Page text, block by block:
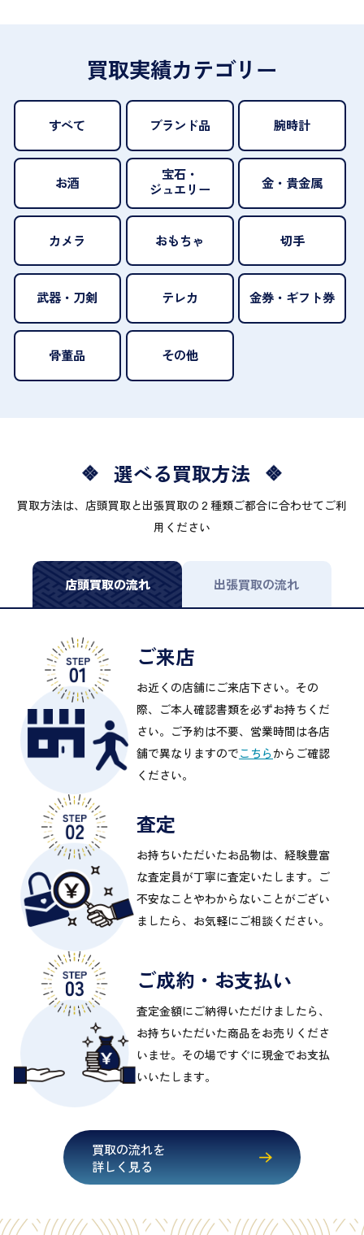
買取実績カテゴリー
すべて ブランド品 腕時計
お酒
宝石・
ジュエリー
金・貴金属
カメラ おもちゃ 切手
武器・刀剣 テレカ 金券・ギフト券
骨董品 その他
選べる買取方法
買取方法は、店頭買取と出張買取の２種類ご都合に合わせてご利
用ください
店頭買取の流れ 出張買取の流れ
ご来店
お近くの店舗にご来店下さい。その
際、ご本人確認書類を必ずお持ちくだ
さい。ご予約は不要、営業時間は各店
舗で異なりますのでこちらからご確認
ください。
査定
お持ちいただいたお品物は、経験豊富
な査定員が丁寧に査定いたします。ご
不安なことやわからないことがござい
ましたら、お気軽にご相談ください。
ご成約・お支払い
査定金額にご納得いただけましたら、
お持ちいただいた商品をお売りくださ
いませ。その場ですぐに現金でお支払
いいたします。
買取の流れを
詳しく見る